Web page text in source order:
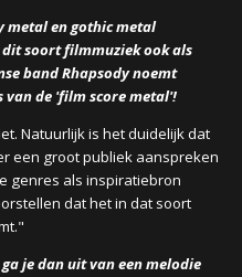
metal en gothic metal
soort filmmuziek ook als
band Rhapsody noemt
de 'film score metal'!
Natuurlijk is het duidelijk dat
een groot publiek aanspreken
genres als inspiratiebron
dat het in dat soort
je dan uit van een melodie